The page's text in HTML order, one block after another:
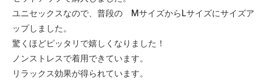
ユニセックスなので、普段の MサイズからLサイズにサイズア
ップしました。
驚くほどピッタリで嬉しくなりました！
ノンストレスで着用できています。
リラックス効果が得られています。